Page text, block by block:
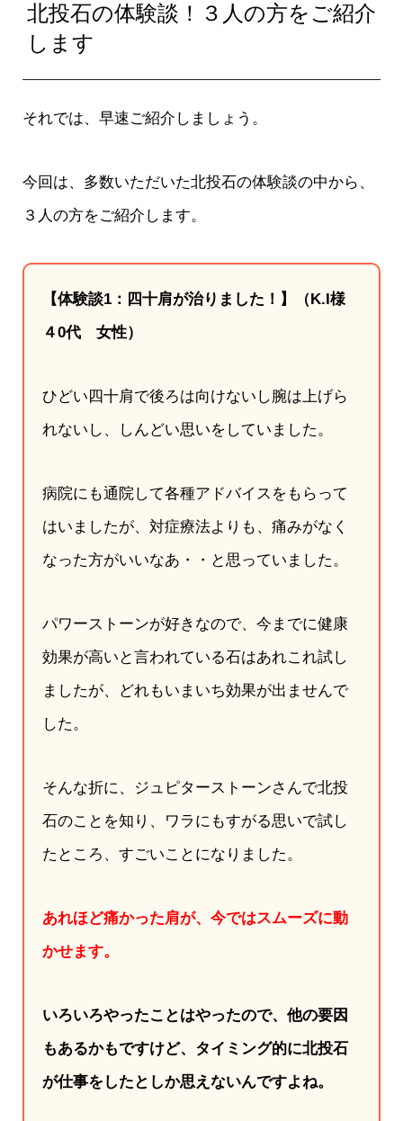
北投石の体験談！３人の方をご紹介
します
それでは、早速ご紹介しましょう。
今回は、多数いただいた北投石の体験談の中から、
３人の方をご紹介します。
【体験談1：四十肩が治りました！】（K.I様
４0代 女性）
ひどい四十肩で後ろは向けないし腕は上げら
れないし、しんどい思いをしていました。
病院にも通院して各種アドバイスをもらって
はいましたが、対症療法よりも、痛みがなく
なった方がいいなあ・・と思っていました。
パワーストーンが好きなので、今までに健康
効果が高いと言われている石はあれこれ試し
ましたが、どれもいまいち効果が出ませんで
した。
そんな折に、ジュピターストーンさんで北投
石のことを知り、ワラにもすがる思いで試し
たところ、すごいことになりました。
あれほど痛かった肩が、今ではスムーズに動
かせます。
いろいろやったことはやったので、他の要因
もあるかもですけど、タイミング的に北投石
が仕事をしたとしか思えないんですよね。